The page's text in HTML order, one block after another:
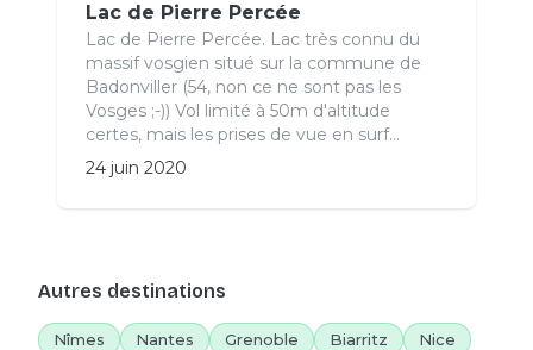
Lac de Pierre Percée
Lac de Pierre Percée. Lac très connu du
massif vosgien situé sur la commune de
Badonviller (54, non ce ne sont pas les
Vosges ;-)) Vol limité à 50m d'altitude
certes, mais les prises de vue en surf...
24 juin 2020
Autres destinations
Nîmes Nantes Grenoble Biarritz
Nice